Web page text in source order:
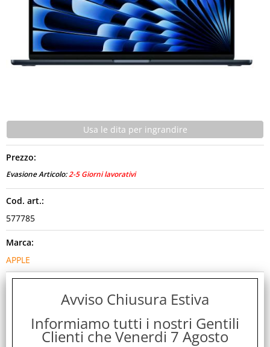
CONTATTI
Usa le dita per ingrandire
Prezzo:
Evasione Articolo:2-5 Giorni lavorativi
Cod. art.:
577785
Marca:
APPLE
Garanzia:
Avviso Chiusura Estiva
Informiamo tutti i nostri Gentili
Clienti che Venerdi 7 Agosto